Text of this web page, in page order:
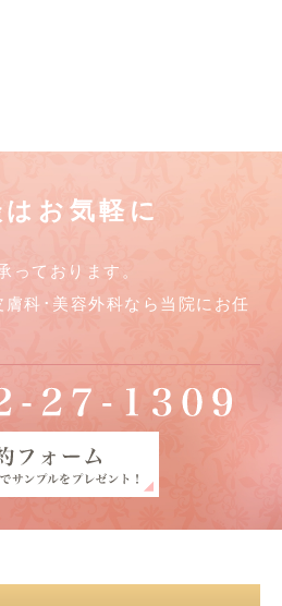
はお気軽に
っております。
科･美容外科なら当院にお任